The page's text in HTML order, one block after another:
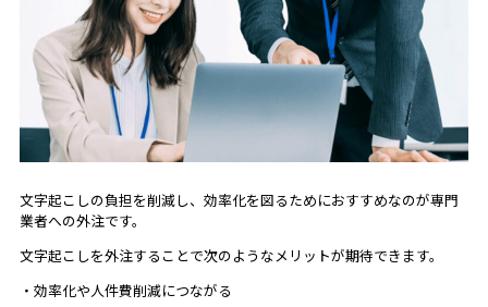
文字起こしの負担を削減し、効率化を図るためにおすすめなのが専門
業者への外注です。
文字起こしを外注することで次のようなメリットが期待できます。
・効率化や人件費削減につながる